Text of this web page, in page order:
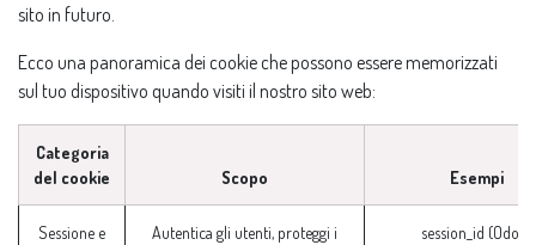
sito in futuro.
Ecco una panoramica dei cookie che possono essere memorizzati
sul tuo dispositivo quando visiti il nostro sito web:
Categoria
del cookie
Scopo Esempi
Sessione e
Autentica gli utenti, proteggi i
session_id (Odoo)